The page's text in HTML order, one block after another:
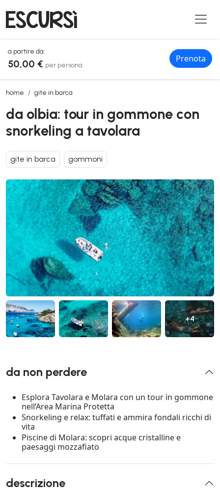
a partire da:
50,00 € per persona
Prenota
home gite in barca
da olbia: tour in gommone con snorkeling a tavolara
da olbia: tour in gommone con
snorkeling a tavolara
gite in barca gommoni
+4
da non perdere
Esplora Tavolara e Molara con un tour in gommone
nell’Area Marina Protetta
Snorkeling e relax: tuffati e ammira fondali ricchi di
vita
Piscine di Molara: scopri acque cristalline e
paesaggi mozzafiato
descrizione